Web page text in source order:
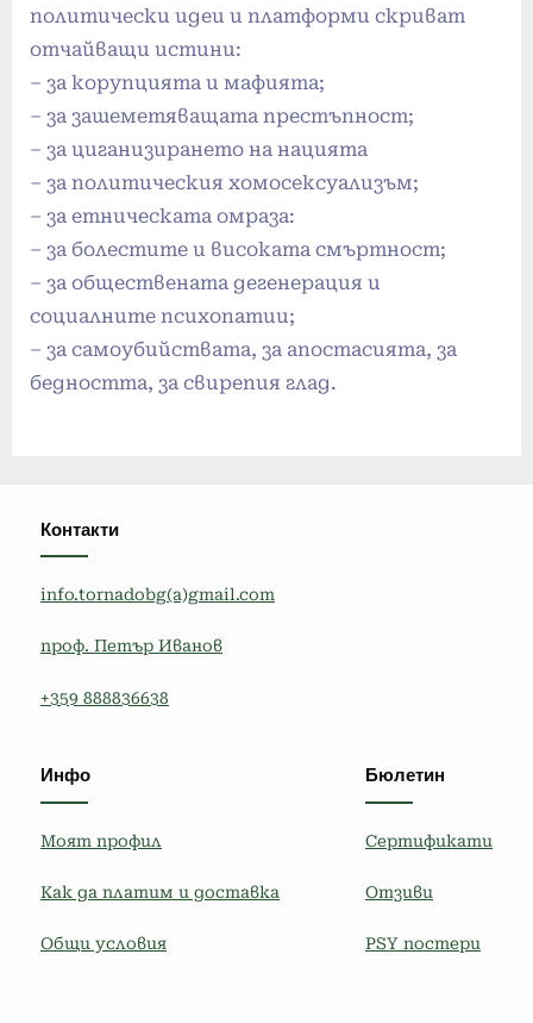
политически идеи и платформи скриват
отчайващи истини:
– за корупцията и мафията;
– за зашеметяващата престъпност;
– за циганизирането на нацията
– за политическия хомосексуализъм;
– за етническата омраза:
– за болестите и високата смъртност;
– за обществената дегенерация и
социалните психопатии;
– за самоубийствата, за апостасията, за
бедността, за свирепия глад.
Контакти
info.tornadobg(a)gmail.com
проф. Петър Иванов
+359 888836638
Инфо
Моят профил
Как да платим и доставка
Общи условия
Бюлетин
Сертификати
Отзиви
PSY постери